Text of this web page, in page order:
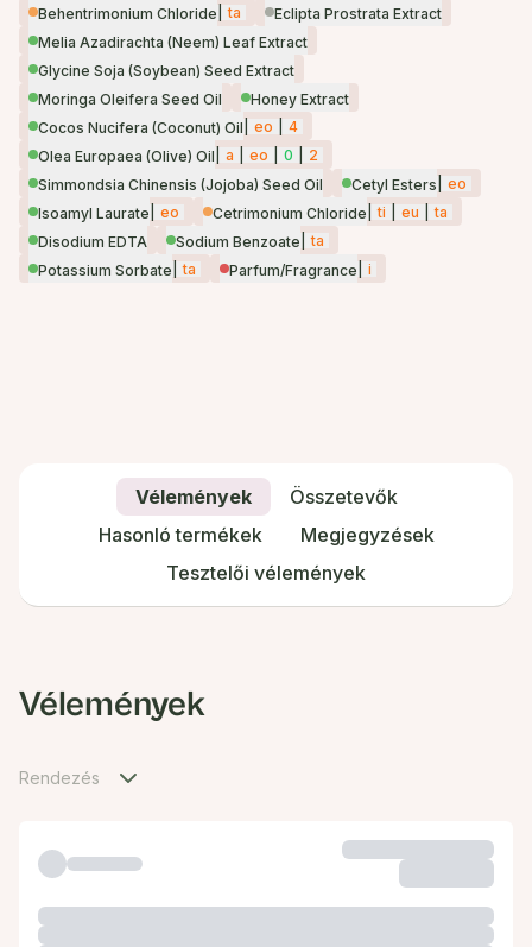
Behentrimonium Chloride
ta
Eclipta Prostrata Extract
Melia Azadirachta (Neem) Leaf Extract
Glycine Soja (Soybean) Seed Extract
Moringa Oleifera Seed Oil
Honey Extract
Cocos Nucifera (Coconut) Oil
eo
4
Olea Europaea (Olive) Oil
a eo 0
2
Simmondsia Chinensis (Jojoba) Seed Oil
Cetyl Esters
eo
Isoamyl Laurate
eo Cetrimonium Chloride ti eu
ta
Disodium EDTA
Sodium Benzoate
ta
Potassium Sorbate
ta Parfum/Fragrance i
Vélemények
Összetevők
Hasonló termékek
Megjegyzések
Tesztelői vélemények
Vélemények
Rendezés